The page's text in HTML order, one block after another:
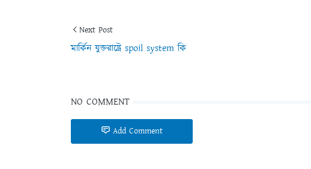
Next Post
মার্কিন যুক্তরাষ্ট্রে spoil system কি
NO COMMENT
Add Comment